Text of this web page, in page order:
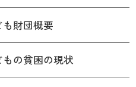
財団概要
の貧困の現状